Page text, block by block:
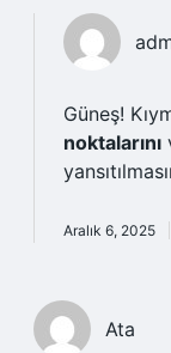
Güneş!
noktalarını
Aralık 6, 2025
Ata